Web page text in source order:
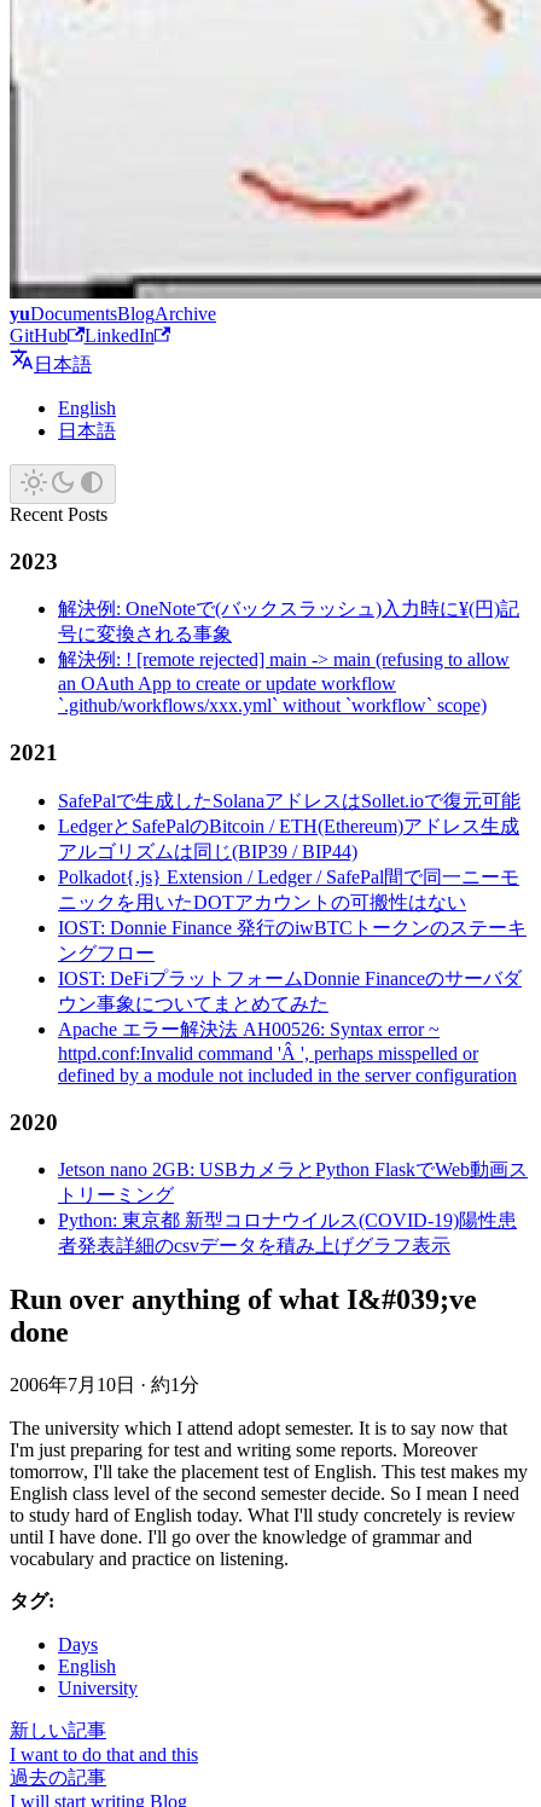
yuDocumentsBlogArchive
GitHub
LinkedIn
日本語
English
日本語
Recent Posts
2023
解決例: OneNoteで(バックスラッシュ)入力時に¥(円)記
号に変換される事象
解決例: ! [remote rejected] main -> main (refusing to allow
an OAuth App to create or update workflow
`.github/workflows/xxx.yml` without `workflow` scope)
2021
SafePalで生成したSolanaアドレスはSollet.ioで復元可能
LedgerとSafePalのBitcoin / ETH(Ethereum)アドレス生成
アルゴリズムは同じ(BIP39 / BIP44)
Polkadot{.js} Extension / Ledger / SafePal間で同一ニーモ
ニックを用いたDOTアカウントの可搬性はない
IOST: Donnie Finance 発行のiwBTCトークンのステーキ
ングフロー
IOST: DeFiプラットフォームDonnie Financeのサーバダ
ウン事象についてまとめてみた
Apache エラー解決法 AH00526: Syntax error ~
httpd.conf:Invalid command 'Â ', perhaps misspelled or
defined by a module not included in the server configuration
2020
Jetson nano 2GB: USBカメラとPython FlaskでWeb動画ス
トリーミング
Python: 東京都 新型コロナウイルス(COVID-19)陽性患
者発表詳細のcsvデータを積み上げグラフ表示
Run over anything of what I&#039;ve
done
2006年7月10日 · 約1分
The university which I attend adopt semester. It is to say now that
I'm just preparing for test and writing some reports. Moreover
tomorrow, I'll take the placement test of English. This test makes my
English class level of the second semester decide. So I mean I need
to study hard of English today. What I'll study concretely is review
until I have done. I'll go over the knowledge of grammar and
vocabulary and practice on listening.
タグ:
Days
English
University
新しい記事
I want to do that and this
過去の記事
I will start writing Blog